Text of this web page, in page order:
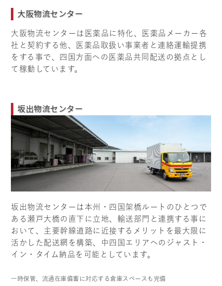
大阪物流センター
大阪物流センターは医薬品に特化、医薬品メーカー各
社と契約する他、医薬品取扱い事業者と連絡運輸提携
をする事で、四国方面への医薬品共同配送の拠点とし
て稼動しています。
坂出物流センター
坂出物流センターは本州・四国架橋ルートのひとつで
ある瀬戸大橋の直下に立地、輸送部門と連携する事に
おいて、主要幹線道路に近接するメリットを最大限に
活かした配送網を構築、中四国エリアへのジャスト・
イン・タイム納品を可能としています。
一時保管、流通在庫備蓄に対応する倉庫スペースも完備